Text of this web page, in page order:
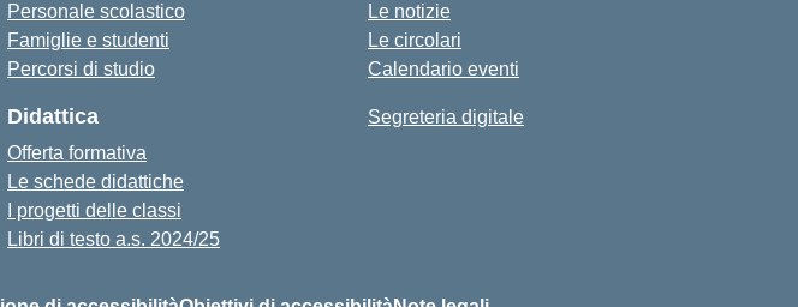
Personale scolastico
Famiglie e studenti
Percorsi di studio
Didattica
Offerta formativa
Le schede didattiche
I progetti delle classi
Libri di testo a.s. 2024/25
Le notizie
Le circolari
Calendario eventi
Segreteria digitale